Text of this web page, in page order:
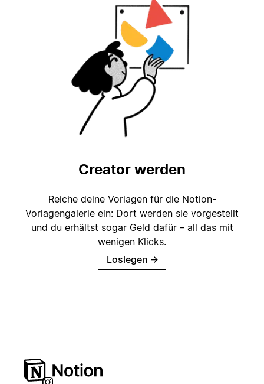
Creator werden
Reiche deine Vorlagen für die Notion-
Vorlagengalerie ein: Dort werden sie vorgestellt
und du erhältst sogar Geld dafür – all das mit
wenigen Klicks.
Loslegen →